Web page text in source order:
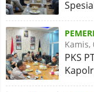
Kamis,
PKS